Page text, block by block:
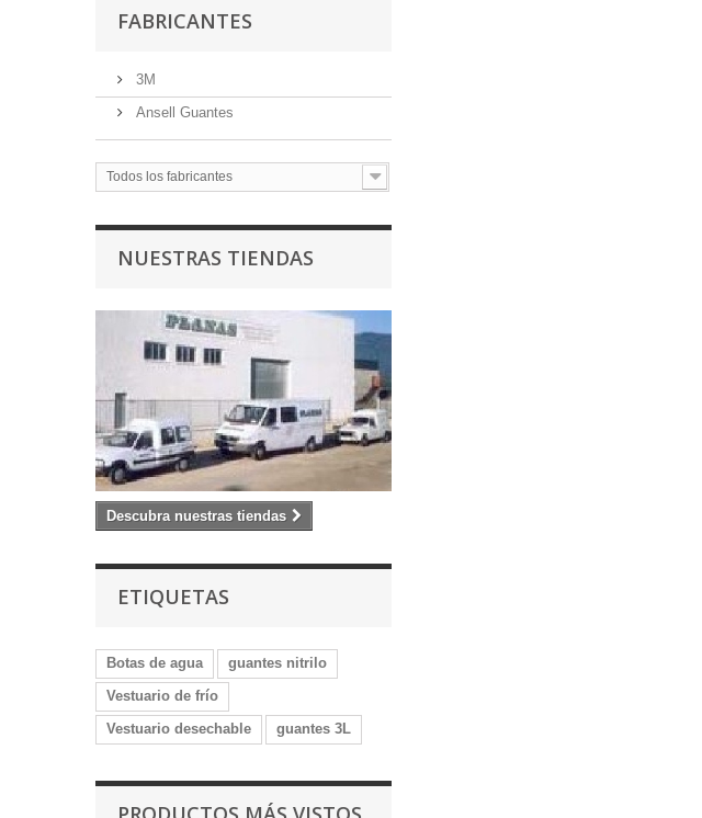
FABRICANTES
3M
Ansell Guantes
Todos los fabricantes
NUESTRAS TIENDAS
Descubra nuestras tiendas
ETIQUETAS
Botas de agua
guantes nitrilo
Vestuario de frío
Vestuario desechable
guantes 3L